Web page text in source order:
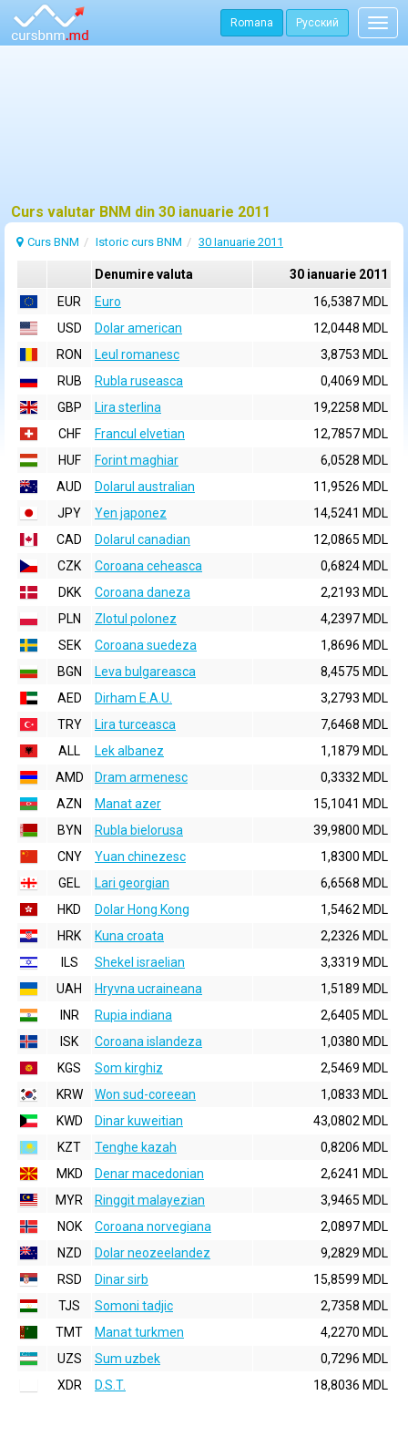
Romana Русский
Curs valutar BNM din 30 ianuarie 2011
Curs BNM Istoric curs BNM 30 Ianuarie 2011
Denumire valuta
30 ianuarie 2011
EUR
Euro
16,5387 MDL
USD
Dolar american
12,0448 MDL
RON
Leul romanesc
3,8753 MDL
RUB
Rubla ruseasca
0,4069 MDL
GBP
Lira sterlina
19,2258 MDL
CHF
Francul elvetian
12,7857 MDL
HUF
Forint maghiar
6,0528 MDL
AUD
Dolarul australian
11,9526 MDL
JPY
Yen japonez
14,5241 MDL
CAD
Dolarul canadian
12,0865 MDL
CZK
Coroana ceheasca
0,6824 MDL
DKK
Coroana daneza
2,2193 MDL
PLN
Zlotul polonez
4,2397 MDL
SEK
Coroana suedeza
1,8696 MDL
BGN
Leva bulgareasca
8,4575 MDL
AED
Dirham E.A.U.
3,2793 MDL
TRY
Lira turceasca
7,6468 MDL
ALL
Lek albanez
1,1879 MDL
AMD
Dram armenesc
0,3332 MDL
AZN
Manat azer
15,1041 MDL
BYN
Rubla bielorusa
39,9800 MDL
CNY
Yuan chinezesc
1,8300 MDL
GEL
Lari georgian
6,6568 MDL
HKD
Dolar Hong Kong
1,5462 MDL
HRK
Kuna croata
2,2326 MDL
ILS
Shekel israelian
3,3319 MDL
UAH
Hryvna ucraineana
1,5189 MDL
INR
Rupia indiana
2,6405 MDL
ISK
Coroana islandeza
1,0380 MDL
KGS
Som kirghiz
2,5469 MDL
KRW
Won sud-coreean
1,0833 MDL
KWD
Dinar kuweitian
43,0802 MDL
KZT
Tenghe kazah
0,8206 MDL
MKD
Denar macedonian
2,6241 MDL
MYR
Ringgit malayezian
3,9465 MDL
NOK
Coroana norvegiana
2,0897 MDL
NZD
Dolar neozeelandez
9,2829 MDL
RSD
Dinar sirb
15,8599 MDL
TJS
Somoni tadjic
2,7358 MDL
TMT
Manat turkmen
4,2270 MDL
UZS
Sum uzbek
0,7296 MDL
XDR
D.S.T. 18,8036 MDL